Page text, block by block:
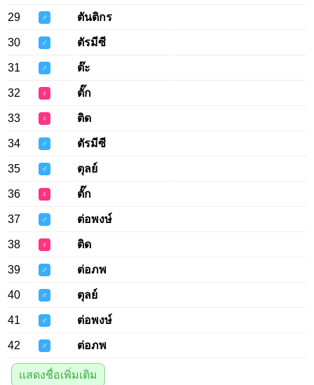
29 ♂ ตันติกร
30 ♂ ตัรมีซี
31 ♂ ต๊ะ
32 ♀ ตั๊ก
33 ♀ ติด
34 ♂ ตัรมีซี
35 ♂ ตุลย์
36 ♀ ตั๊ก
37 ♂ ต่อพงษ์
38 ♀ ติด
39 ♂ ต่อภพ
40 ♂ ตุลย์
41 ♂ ต่อพงษ์
42 ♂ ต่อภพ
แสดงชื่อเพิ่มเติม